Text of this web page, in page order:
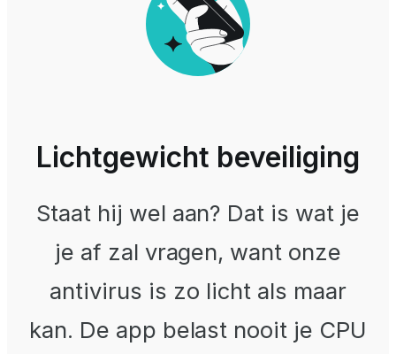
Lichtgewicht beveiliging
Staat hij wel aan? Dat is wat je
je af zal vragen, want onze
antivirus is zo licht als maar
kan. De app belast nooit je CPU